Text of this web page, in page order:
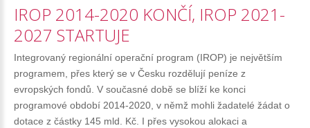
IROP 2014-2020 KONČÍ, IROP 2021-
2027 STARTUJE
Integrovaný regionální operační program (IROP) je největším
programem, přes který se v Česku rozdělují peníze z
evropských fondů. V současné době se blíží ke konci
programové období 2014-2020, v němž mohli žadatelé žádat o
dotace z částky 145 mld. Kč. I přes vysokou alokaci a